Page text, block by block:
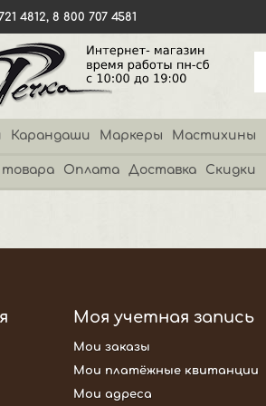
4812, 8 800 707 4581
Карандаши Маркеры Мастихины
товара Оплата Доставка Скидки
Моя учетная запись
Мои заказы
Мои платёжные квитанции
Мои адреса